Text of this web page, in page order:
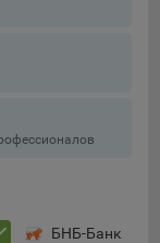
БНБ-Банк